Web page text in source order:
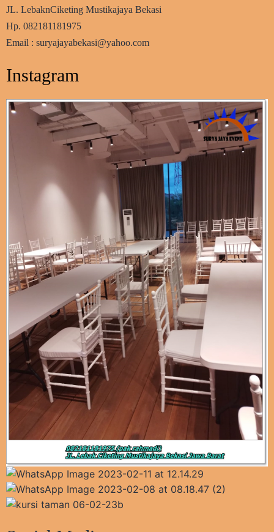
JL. LebaknCiketing Mustikajaya Bekasi
Hp. 082181181975
Email : suryajayabekasi@yahoo.com
Instagram